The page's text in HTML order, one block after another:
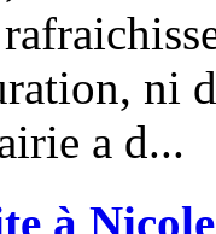
ni
a d...
à Nicole